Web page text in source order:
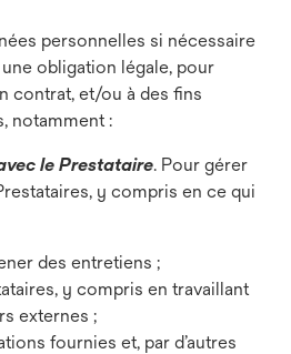
personnelles si nécessaire
obligation légale, pour
contrat, et/ou à des fins
notamment :
le Prestataire. Pour gérer
y compris en ce qui
des entretiens ;
y compris en travaillant
externes ;
fournies et, par d’autres